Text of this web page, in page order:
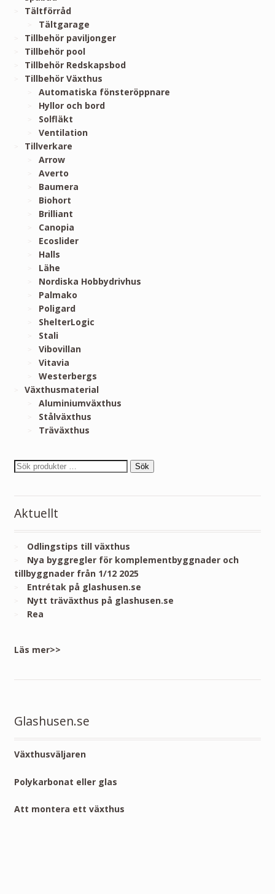
Tältförråd
Tältgarage
Tillbehör paviljonger
Tillbehör pool
Tillbehör Redskapsbod
Tillbehör Växthus
Automatiska fönsteröppnare
Hyllor och bord
Solfläkt
Ventilation
Tillverkare
Arrow
Averto
Baumera
Biohort
Brilliant
Canopia
Ecoslider
Halls
Lähe
Nordiska Hobbydrivhus
Palmako
Poligard
ShelterLogic
Stali
Vibovillan
Vitavia
Westerbergs
Växthusmaterial
Aluminiumväxthus
Stålväxthus
Träväxthus
Sök
Aktuellt
Odlingstips till växthus
Nya byggregler för komplementbyggnader och
tillbyggnader från 1/12 2025
Entrétak på glashusen.se
Nytt träväxthus på glashusen.se
Rea
Läs mer>>
Glashusen.se
Växthusväljaren
Polykarbonat eller glas
Att montera ett växthus